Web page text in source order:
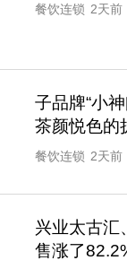
餐饮连锁 2天前
子品牌“小
茶颜悦色的
餐饮连锁 2天前
兴业太古汇
售涨了